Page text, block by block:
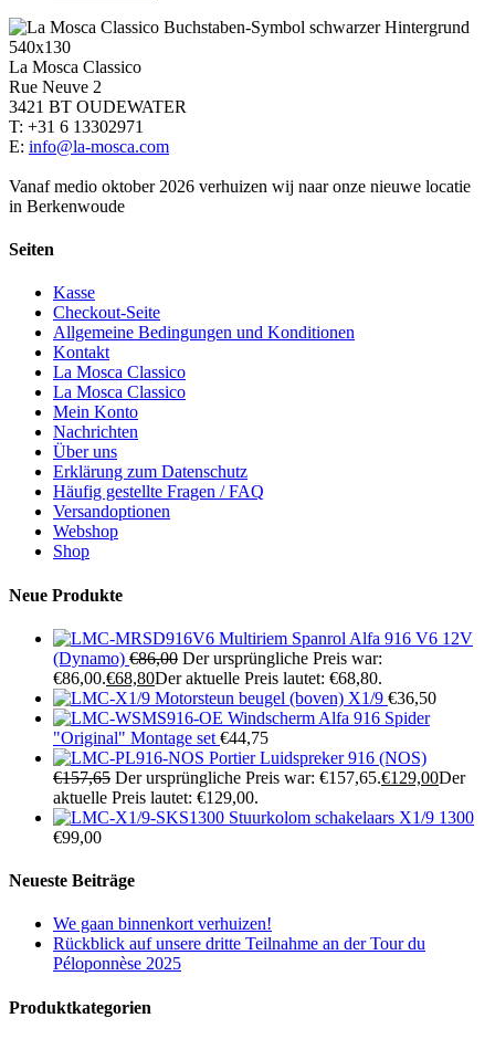
La Mosca Classico
Rue Neuve 2
3421 BT OUDEWATER
T: +31 6 13302971
E: info@la-mosca.com
Vanaf medio oktober 2026 verhuizen wij naar onze nieuwe locatie
in Berkenwoude
Seiten
Kasse
Checkout-Seite
Allgemeine Bedingungen und Konditionen
Kontakt
La Mosca Classico
La Mosca Classico
Mein Konto
Nachrichten
Über uns
Erklärung zum Datenschutz
Häufig gestellte Fragen / FAQ
Versandoptionen
Webshop
Shop
Neue Produkte
Multiriem Spanrol Alfa 916 V6 12V
(Dynamo) €86,00 Der ursprüngliche Preis war:
€86,00.€68,80Der aktuelle Preis lautet: €68,80.
Motorsteun beugel (boven) X1/9 €36,50
Windscherm Alfa 916 Spider
"Original" Montage set €44,75
Portier Luidspreker 916 (NOS)
€157,65 Der ursprüngliche Preis war: €157,65.€129,00Der
aktuelle Preis lautet: €129,00.
Stuurkolom schakelaars X1/9 1300
€99,00
Neueste Beiträge
We gaan binnenkort verhuizen!
Rückblick auf unsere dritte Teilnahme an der Tour du
Péloponnèse 2025
Produktkategorien